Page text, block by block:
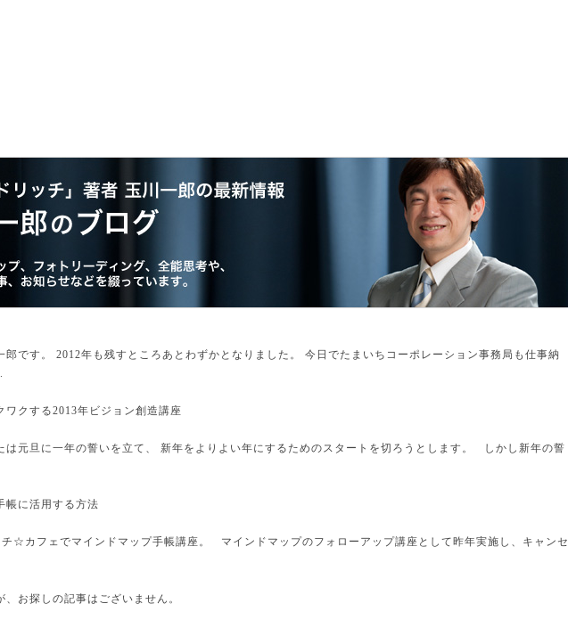
郎です。 2012年も残すところあとわずかとなりました。 今日でたまいちコーポレーション事務局も仕事納
ワクする2013年ビジョン創造講座
は元旦に一年の誓いを立て、 新年をよりよい年にするためのスタートを切ろうとします。 しかし新年の誓
帳に活用する方法
チ☆カフェでマインドマップ手帳講座。 マインドマップのフォローアップ講座として昨年実施し、キャンセ
お探しの記事はございません。